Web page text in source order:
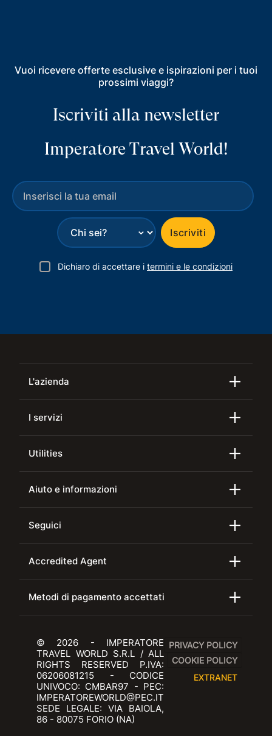
Vuoi ricevere offerte esclusive e ispirazioni per i tuoi
prossimi viaggi?
Iscriviti alla newsletter
Imperatore Travel World!
⌄ Iscriviti
Dichiaro di accettare i termini e le condizioni
L'azienda
I servizi
Utilities
Aiuto e informazioni
Seguici
Accredited Agent
Metodi di pagamento accettati
© 2026 - IMPERATORE
TRAVEL WORLD S.R.L / ALL
RIGHTS RESERVED P.IVA:
06206081215 - CODICE
UNIVOCO: CMBAR97 - PEC:
IMPERATOREWORLD@PEC.IT
SEDE LEGALE: VIA BAIOLA,
86 - 80075 FORIO (NA)
PRIVACY POLICY
COOKIE POLICY
EXTRANET